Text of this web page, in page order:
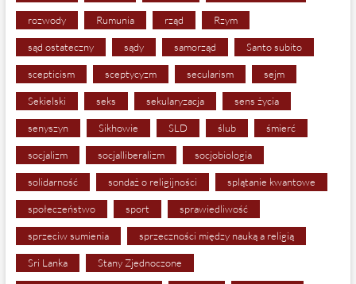
rozwody Rumunia rząd Rzym
sąd ostateczny sądy samorząd Santo subito
scepticism sceptycyzm secularism sejm
Sekielski seks sekularyzacja sens życia
senyszyn Sikhowie SLD ślub śmierć
socjalizm socjalliberalizm socjobiologia
solidarność sondaż o religijności splątanie kwantowe
społeczeństwo sport sprawiedliwość
sprzeciw sumienia sprzeczności między nauką a religią
Sri Lanka Stany Zjednoczone